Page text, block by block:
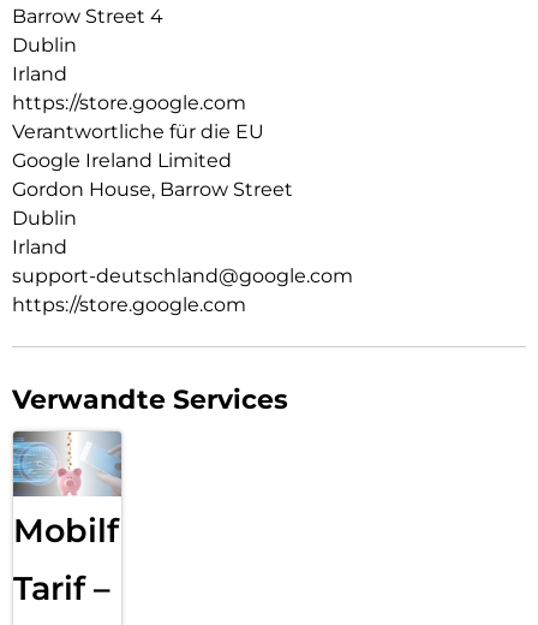
Barrow Street 4
Dublin
Irland
https://store.google.com
Verantwortliche für die EU
Google Ireland Limited
Gordon House, Barrow Street
Dublin
Irland
support-deutschland@google.com
https://store.google.com
Verwandte Services
Mobilfunk
Tarif –